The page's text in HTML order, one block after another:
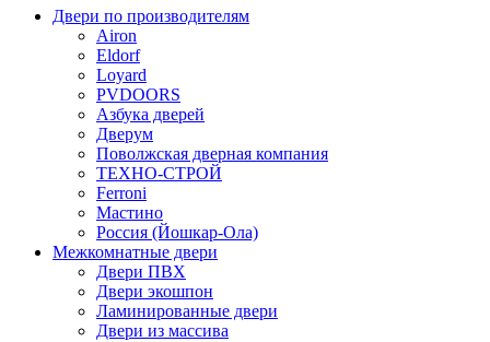
Двери по производителям
Airon
Eldorf
Loyard
PVDOORS
Азбука дверей
Дверум
Поволжская дверная компания
ТЕХНО-СТРОЙ
Ferroni
Мастино
Россия (Йошкар-Ола)
Межкомнатные двери
Двери ПВХ
Двери экошпон
Ламинированные двери
Двери из массива